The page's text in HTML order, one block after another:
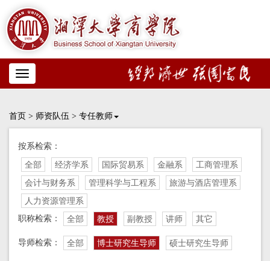
Toggle
navigation
首页 > 师资队伍 > 专任教师
按系检索：
全部 经济学系 国际贸易系 金融系
工商管理系
会计与财务系
管理科学与工程系
旅游与酒店管理系
人力资源管理系
职称检索：
全部 教授 副教授 讲师 其它
导师检索： 全部 博士研究生导师 硕士研究生导师